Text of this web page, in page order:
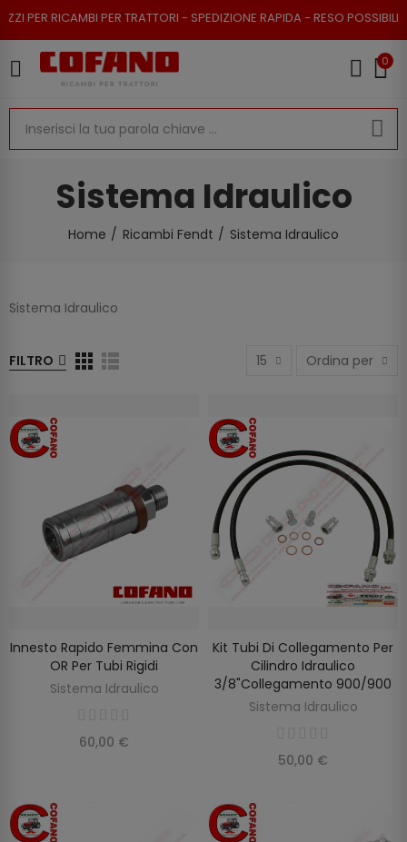
RICAMBI PER TRATTORI - SPEDIZIONE RAPIDA - RESO POSSIBILE
0
Sistema Idraulico
Home Ricambi Fendt Sistema Idraulico
Sistema Idraulico
FILTRO 15 Ordina per
AGGIUNGI AL CARRELLO
Innesto Rapido Femmina Con
OR Per Tubi Rigidi
Sistema Idraulico
60,00 €
AGGIUNGI AL CARRELLO
Kit Tubi Di Collegamento Per
Cilindro Idraulico
3/8"collegamento 900/900
Sistema Idraulico
50,00 €